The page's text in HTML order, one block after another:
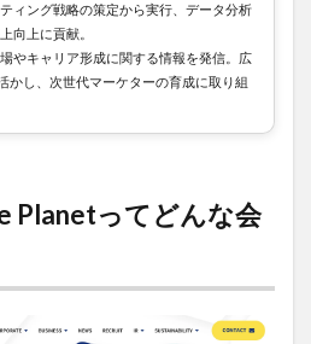
ィング戦略の策定から実行、データ分析
向上に貢献。
やキャリア形成に関する情報を発信。広
かし、次世代マーケターの育成に取り組
Planetってどんな会